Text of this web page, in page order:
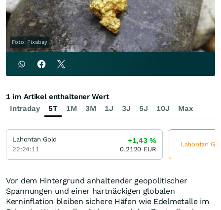
Foto: Pixabay
Vor dem Hintergrund anhaltender geopolitischer
Spannungen und einer hartnäckigen globalen
Kerninflation bleiben sichere Häfen wie Edelmetalle im
Intraday 5T 1M 3M 1J 3J 5J 10J Max
1 im Artikel enthaltener Wert
Lahontan Gold
22:24:11
+1,43%
0,2120 EUR
Lahontan